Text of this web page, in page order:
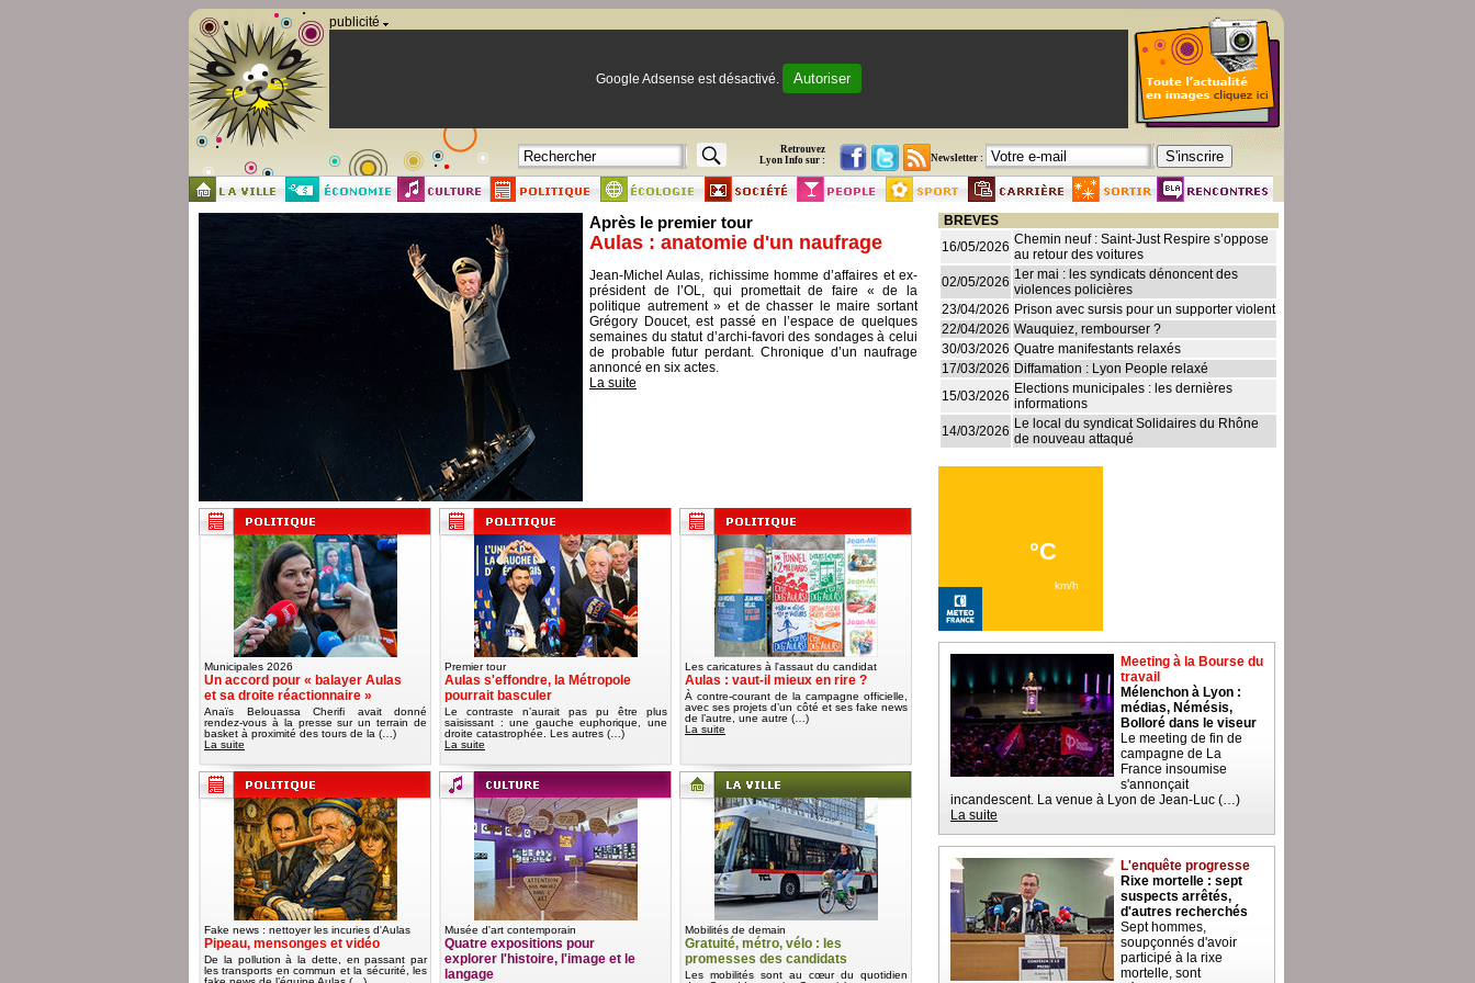
publicité
Google Adsense est désactivé. Autoriser
Retrouvez
Lyon Info sur :
Newsletter :
Après le premier tour
Aulas : anatomie d'un naufrage
Jean-Michel Aulas, richissime homme d’affaires et ex-
président de l’OL, qui promettait de faire « de la
politique autrement » et de chasser le maire sortant
Grégory Doucet, est passé en l’espace de quelques
semaines du statut d’archi-favori des sondages à celui
de probable futur perdant. Chronique d’un naufrage
annoncé en six actes.
La suite
Municipales 2026
Un accord pour « balayer Aulas
et sa droite réactionnaire »
Anaïs Belouassa Cherifi avait donné
rendez-vous à la presse sur un terrain de
basket à proximité des tours de la (…)
La suite
Premier tour
Aulas s'effondre, la Métropole
pourrait basculer
Le contraste n’aurait pas pu être plus
saisissant : une gauche euphorique, une
droite catastrophée. Les autres (…)
La suite
Les caricatures à l'assaut du candidat
Aulas : vaut-il mieux en rire ?
À contre-courant de la campagne officielle,
avec ses projets d’un côté et ses fake news
de l’autre, une autre (…)
La suite
Fake news : nettoyer les incuries d'Aulas
Pipeau, mensonges et vidéo
De la pollution à la dette, en passant par
les transports en commun et la sécurité, les
Musée d'art contemporain
Quatre expositions pour
explorer l'histoire, l'image et le
langage
Mobilités de demain
Gratuité, métro, vélo : les
promesses des candidats
Les mobilités sont au cœur du quotidien
BREVES
16/05/2026 Chemin neuf : Saint-Just Respire s’oppose
au retour des voitures
02/05/2026 1er mai : les syndicats dénoncent des
violences policières
23/04/2026 Prison avec sursis pour un supporter violent
22/04/2026 Wauquiez, rembourser ?
30/03/2026 Quatre manifestants relaxés
17/03/2026 Diffamation : Lyon People relaxé
15/03/2026 Elections municipales : les dernières
informations
14/03/2026 Le local du syndicat Solidaires du Rhône
de nouveau attaqué
Meeting à la Bourse du
travail
Mélenchon à Lyon :
médias, Némésis,
Bolloré dans le viseur
Le meeting de fin de
campagne de La
France insoumise
s'annonçait
incandescent. La venue à Lyon de Jean-Luc (…)
La suite
L'enquête progresse
Rixe mortelle : sept
suspects arrêtés,
d'autres recherchés
Sept hommes,
soupçonnés d'avoir
participé à la rixe
mortelle, sont
Panneau de gestion des cookies